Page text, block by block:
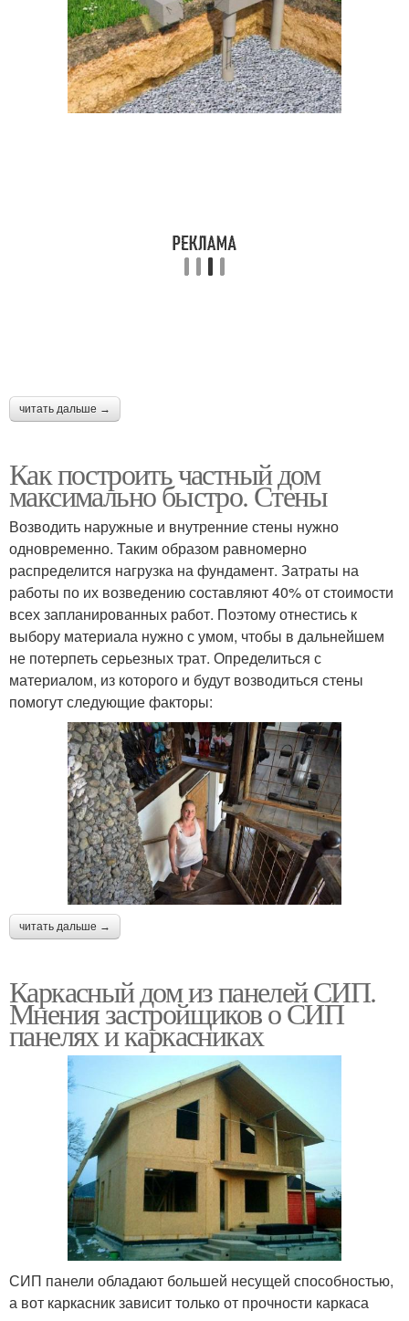
читать дальше →
Как построить частный дом
максимально быстро. Стены
Возводить наружные и внутренние стены нужно
одновременно. Таким образом равномерно
распределится нагрузка на фундамент. Затраты на
работы по их возведению составляют 40% от стоимости
всех запланированных работ. Поэтому отнестись к
выбору материала нужно с умом, чтобы в дальнейшем
не потерпеть серьезных трат. Определиться с
материалом, из которого и будут возводиться стены
помогут следующие факторы:
читать дальше →
Каркасный дом из панелей СИП.
Мнения застройщиков о СИП
панелях и каркасниках
СИП панели обладают большей несущей способностью,
а вот каркасник зависит только от прочности каркаса